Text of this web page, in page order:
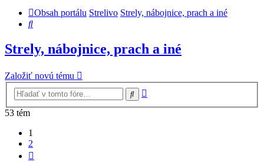
Obsah portálu Strelivo Strely, nábojnice, prach a iné
Hľadať
Strely, nábojnice, prach a iné
Založiť novú tému
Hľadať
53 tém
1
2